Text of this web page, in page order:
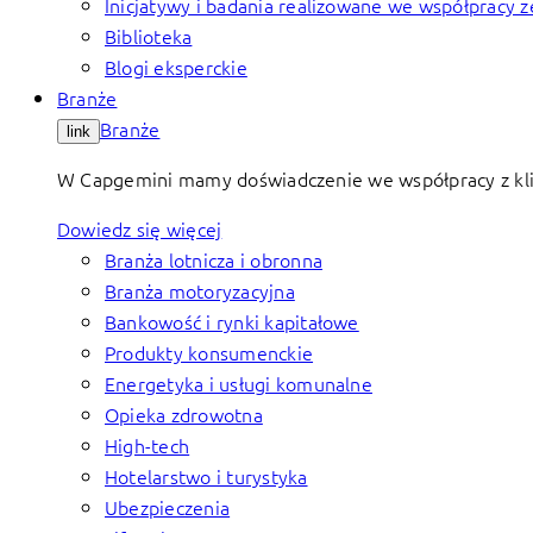
Biblioteka
Blogi eksperckie
Branże
link Branże
W Capgemini mamy doświadczenie we współpracy z
Dowiedz się więcej
Branża lotnicza i obronna
Branża motoryzacyjna
Bankowość i rynki kapitałowe
Produkty konsumenckie
Energetyka i usługi komunalne
Opieka zdrowotna
High-tech
Hotelarstwo i turystyka
Ubezpieczenia